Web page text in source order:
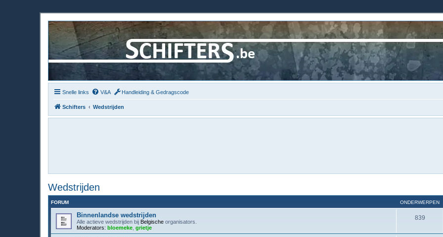
Snelle links V&A Handleiding & Gedragscode
Schifters Wedstrijden
Wedstrijden
FORUM ONDERWERPEN
Binnenlandse wedstrijden
Alle actieve wedstrijden bij Belgische organisators.
Moderators: bloemeke grietje
839